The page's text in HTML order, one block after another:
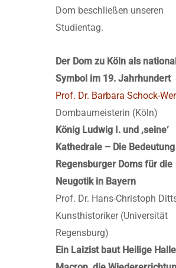
Dom beschließen unseren
Studientag.
Der Dom zu Köln als
Symbol im 19. Jahrhundert
Prof. Dr. Barbara Schock-
Dombaumeisterin (Köln)
König Ludwig I. und ,seine‘
Kathedrale – Die
Regensburger Doms für die
Neugotik in Bayern
Prof. Dr. Hans-Christoph
Kunsthistoriker (Universität
Regensburg)
Ein Laizist baut Heilige